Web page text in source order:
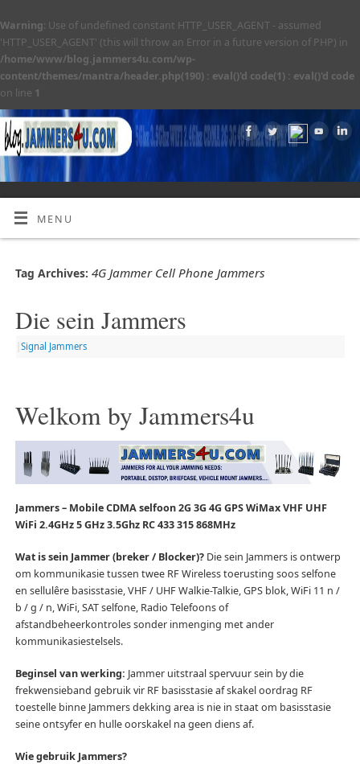
Warning: Use of undefined constant HTTP_USER_AGENT - assumed
'HTTP_USER_AGENT' (this will throw an Error in a future version of PHP) in
/home/www/blog.jammers4u.com/wp-
content/themes/mantra/header.php(190) : eval()'d code(1) : eval()'d code
on line 1
MENU
Tag Archives: 4G Jammer Cell Phone Jammers
Die sein Jammers
Signal Jammers
Welkom by Jammers4u
Jammers – Mobile CDMA selfoon 2G 3G 4G GPS WiMax VHF UHF
WiFi 2.4GHz 5 GHz 3.5Ghz RC 433 315 868MHz
Wat is sein Jammer (breker / Blocker)?Die sein Jammers is ontwerp
om kommunikasie tussen twee RF Wireless toerusting soos selfone
en sellulêre basisstasie, VHF / UHF Walkie-Talkie, GPS blok, WiFi 11 n /
b / g / n, WiFi, SAT selfone, Radio Telefoons of
afstandbeheerkontroles sonder inmenging met ander
kommunikasiestelsels.
Beginsel van werking: Jammer uitstraal spervuur sein by die
frekwensieband gebruik vir RF basisstasie af skakel oordrag RF
toestelle binne Jammers dekking area is nie in staat om basisstasie
seine ontsyfer en hulle oorskakel na geen diens af.
Wie gebruik Jammers?